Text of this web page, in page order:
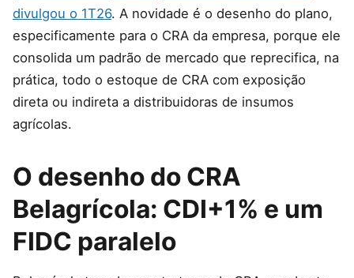
divulgou o 1T26. A novidade é o desenho do plano,
especificamente para o CRA da empresa, porque ele
consolida um padrão de mercado que reprecifica, na
prática, todo o estoque de CRA com exposição
direta ou indireta a distribuidoras de insumos
agrícolas.
O desenho do CRA
Belagrícola: CDI+1% e um
FIDC paralelo